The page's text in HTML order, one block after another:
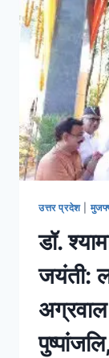
उत्तर प्रदेश|
डॉ.
जयंती:
अग्रवाल